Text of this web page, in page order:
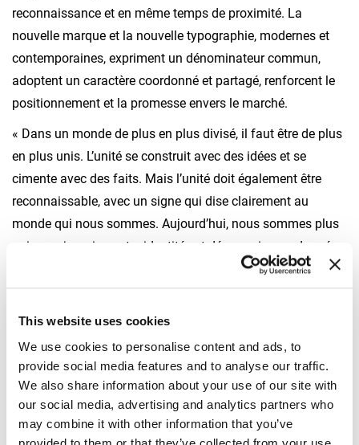
This website uses cookies
We use cookies to personalise content and ads, to
provide social media features and to analyse our traffic.
We also share information about your use of our site with
our social media, advertising and analytics partners who
may combine it with other information that you’ve
reconnaissance et en même temps de proximité. La
nouvelle marque et la nouvelle typographie, modernes et
contemporaines, expriment un dénominateur commun,
adoptent un caractère coordonné et partagé, renforcent le
positionnement et la promesse envers le marché.
« Dans un monde de plus en plus divisé, il faut être de plus
en plus unis. L’unité se construit avec des idées et se
cimente avec des faits. Mais l’unité doit également être
reconnaissable, avec un signe qui dise clairement au
monde qui nous sommes. Aujourd’hui, nous sommes plus
unis que jamais : notre identité est désormais coordonnée
et partagée. Renforçons notre positionnement, notre ADN,
et restons fidèles à nos valeurs. Un grand changement dont
le seul mot d’ordre est : ensemble », a déclaré Giovanni
Fassi Group.
Le nouveau rebranding exprime les valeurs qui guident
Fassi depuis toujours : l’innovation sans cesse renouvelée,
la passion qui résiste aux épreuves les plus difficiles, la